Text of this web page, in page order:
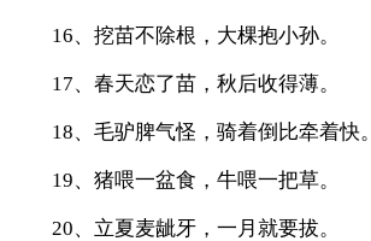
16、挖苗不除根，大棵抱小孙。
17、春天恋了苗，秋后收得薄。
18、毛驴脾气怪，骑着倒比牵着快。
19、猪喂一盆食，牛喂一把草。
20、立夏麦龇牙，一月就要拔。